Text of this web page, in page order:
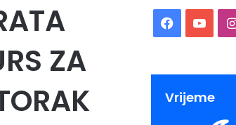
ZA
Facebook
Vrijeme